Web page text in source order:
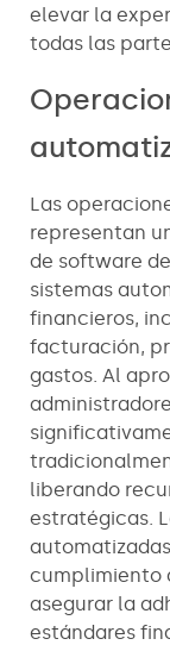
elevar la
todas las
Las
representan
de software
sistemas
financieros,
facturación,
gastos. Al
liberando
estratégicas.
cumplimiento
asegurar la
estándares